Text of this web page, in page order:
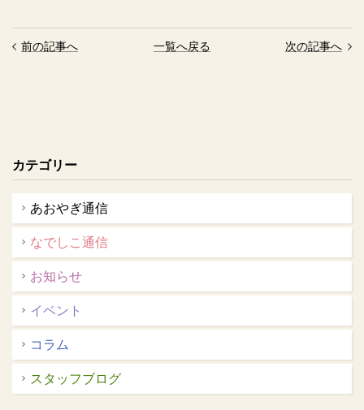
前の記事へ 一覧へ戻る 次の記事へ
カテゴリー
あおやぎ通信
なでしこ通信
お知らせ
イベント
コラム
スタッフブログ